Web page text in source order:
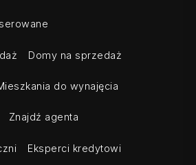
Domy na sprzedaż
do wynajęcia
Znajdź agenta
Eksperci kredytowi